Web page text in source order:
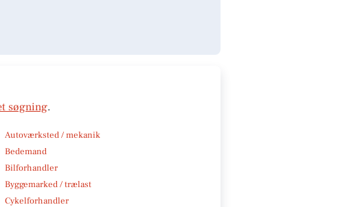
søgning.
Autoværksted / mekanik
Bedemand
Bilforhandler
Byggemarked / trælast
Cykelforhandler